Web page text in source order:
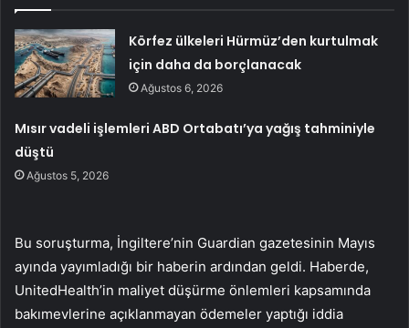
Körfez ülkeleri Hürmüz’den kurtulmak
için daha da borçlanacak
Ağustos 6, 2026
Mısır vadeli işlemleri ABD Ortabatı’ya yağış tahminiyle
düştü
Ağustos 5, 2026
Bu soruşturma, İngiltere’nin Guardian gazetesinin Mayıs
ayında yayımladığı bir haberin ardından geldi. Haberde,
UnitedHealth’in maliyet düşürme önlemleri kapsamında
bakımevlerine açıklanmayan ödemeler yaptığı iddia